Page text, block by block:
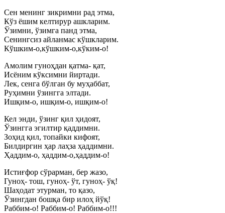
Сен менинг зикримни рад этма,
Кўз ёшим келтирур ашкларим.
Ўзимни, ўзимга панд этма,
Сенингсиз айланмас кўшкларим.
Кўшким-о,кўшким-о,кўким-о!
Амолим гуноҳдан қатма- қат,
Исёним кўксимни йиртади.
Лек, сенга бўлган бу муҳаббат,
Руҳимни ўзингга элтади.
Ишқим-о, ишқим-о, ишқим-о!
Кел энди, ўзинг қил ҳидоят,
Ўзингга эгилтир қаддимни.
Зоҳид қил, топайки кифоят,
Билдиргин ҳар лаҳза ҳаддимни.
Ҳаддим-о, ҳаддим-о,ҳаддим-о!
Истиғфор сўрарман, бер жазо,
Гуноҳ- тош, гуноҳ- ўт, гуноҳ- ўқ!
Шаҳодат этурман, то қазо,
Ўзингдан бошқа бир илоҳ йўқ!
Раббим-о! Раббим-о! Раббим-о!!!